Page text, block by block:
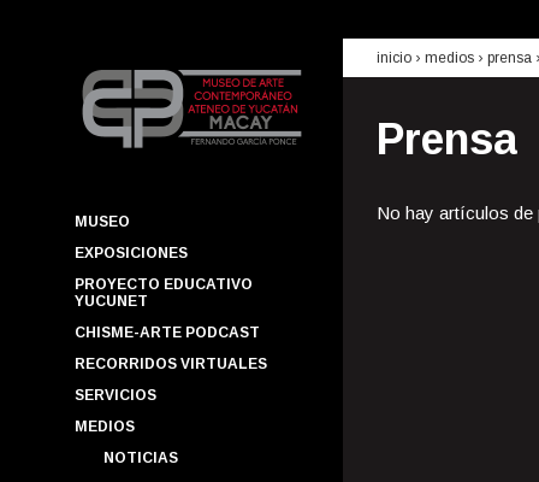
MUSEO
EXPOSICIONES
PROYECTO EDUCATIVO
YUCUNET
CHISME-ARTE PODCAST
RECORRIDOS VIRTUALES
SERVICIOS
MEDIOS
NOTICIAS
inicio › medios › prensa
Prensa
No hay artículos de